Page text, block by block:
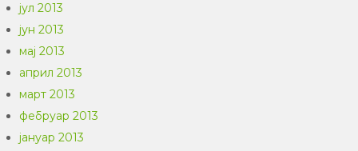
јул 2013
јун 2013
мај 2013
април 2013
март 2013
фебруар 2013
јануар 2013